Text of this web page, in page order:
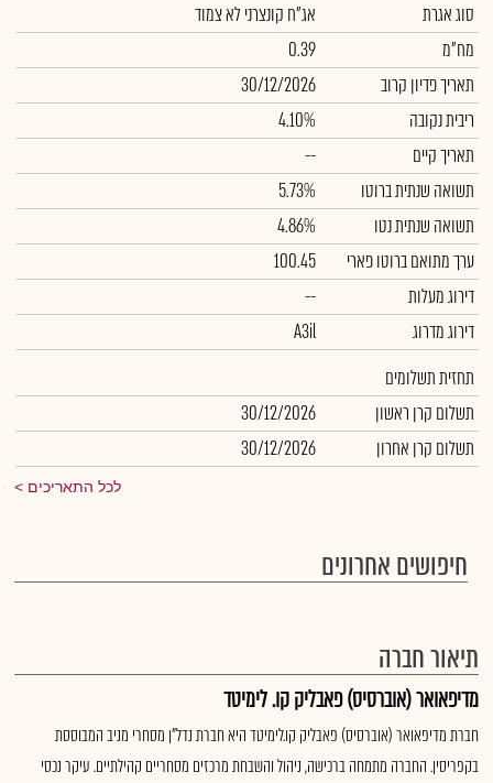
סוג אגרת
אג"ח קונצרני לא צמוד
מח"מ
0.39
תאריך פדיון קרוב
30/12/2026
ריבית נקובה
4.10%
תאריך קיים
--
תשואה שנתית ברוטו
5.73%
תשואה שנתית נטו
4.86%
ערך מתואם ברוטו פארי
100.45
דירוג מעלות
--
דירוג מדרוג
A3il
תחזית תשלומים
תשלום קרן ראשון
30/12/2026
תשלום קרן אחרון
30/12/2026
לכל התאריכים
חיפושים אחרונים
תיאור חברה
מדיפאואר (אוברסיס) פאבליק קו. לימיטד
חברת מדיפאואר (אוברסיס) פאבליק קו.לימיטד היא חברת נדל"ן מסחרי מניב המבוססת
בקפריסין. החברה מתמחה ברכישה, ניהול והשבחת מרכזים מסחריים קהילתיים. עיקר נכסי